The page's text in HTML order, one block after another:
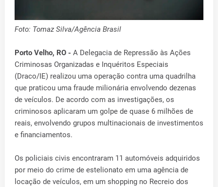
Foto: Tomaz Silva/Agência Brasil
Porto Velho, RO - A Delegacia de Repressão às Ações
Criminosas Organizadas e Inquéritos Especiais
(Draco/IE) realizou uma operação contra uma quadrilha
que praticou uma fraude milionária envolvendo dezenas
de veículos. De acordo com as investigações, os
criminosos aplicaram um golpe de quase 6 milhões de
reais, envolvendo grupos multinacionais de investimentos
e financiamentos.
Os policiais civis encontraram 11 automóveis adquiridos
por meio do crime de estelionato em uma agência de
locação de veículos, em um shopping no Recreio dos